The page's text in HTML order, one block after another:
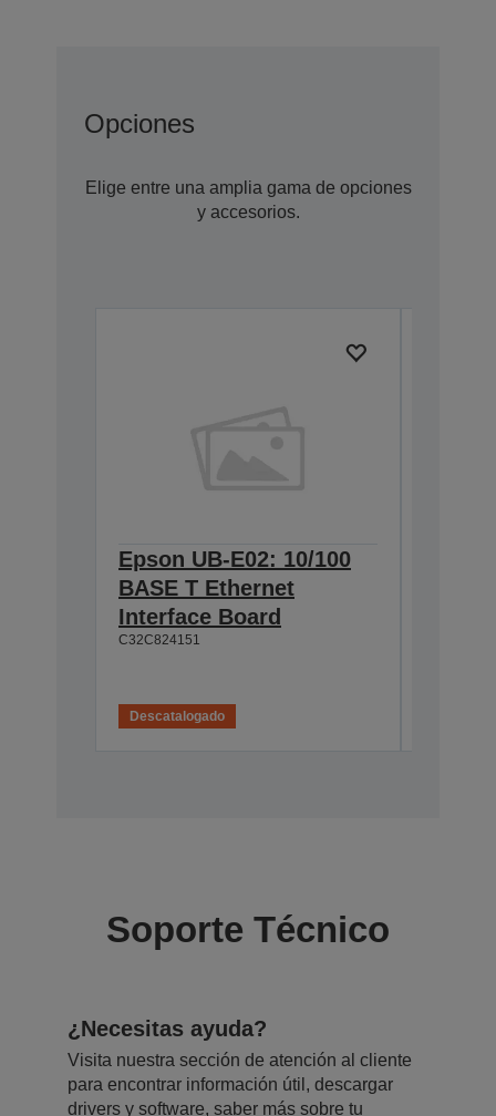
Opciones
Elige entre una amplia gama de opciones
y accesorios.
Epson UB-E02: 10/100
BASE T Ethernet
Interface Board
C32C824151
Descatalogado
Soporte Técnico
¿Necesitas ayuda?
Visita nuestra sección de atención al cliente
para encontrar información útil, descargar
drivers y software, saber más sobre tu